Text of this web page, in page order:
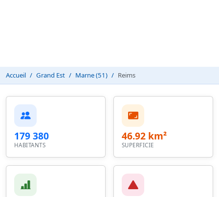
Accueil Grand Est Marne (51) Reims
179 380
HABITANTS
46.92 km²
SUPERFICIE